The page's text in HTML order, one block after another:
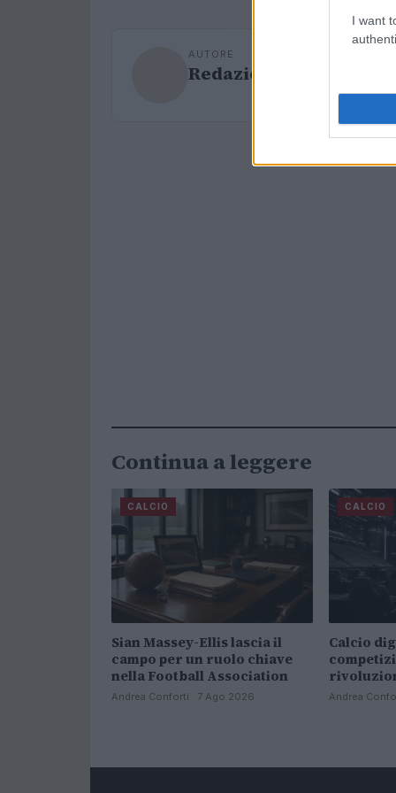
I want
AUTORE
Redazione Sport
Continua a leggere
CALCIO
Sian Massey-Ellis lascia il
campo per un ruolo chiave
nella Football Association
Andrea Conforti · 7 Ago 2026
CALCIO
Calcio
Andrea